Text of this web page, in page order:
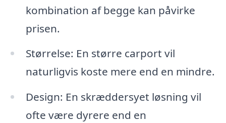
kombination af begge kan påvirke
prisen.
Størrelse: En større carport vil
naturligvis koste mere end en mindre.
Design: En skræddersyet løsning vil
ofte være dyrere end en